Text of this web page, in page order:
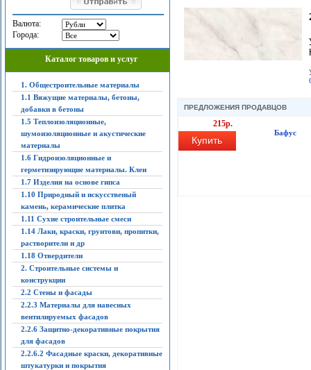
Валюта:
Города:
Каталог товаров и услуг
1. Общестроительные материалы
1.1 Вяжущие материалы, бетоны,
добавки в бетоны
1.5 Теплоизоляционные,
шумоизоляционные и акустические
материалы
1.6 Гидроизоляционные и
герметизирующие материалы. Клеи
1.7 Изделия на основе гипса
1.10 Природный и искусственый
камень, керамические плитка
1.11 Сухие строительные смеси
1.14 Лаки, краски, грунтови, пропитки,
растворители и др
1.18 Отвердители
2. Строительные системы и
конструкции
2.2 Стены и фасады
2.2.3 Материалы для навесных
вентилируемых фасадов
2.2.6 Защитно-декоративные покрытия
для фасадов
2.2.6.2 Фасадные краски, декоративные
штукатурки и покрытия
ПРЕДЛОЖЕНИЯ ПРОДАВЦОВ
215р.
Купить
Бафус